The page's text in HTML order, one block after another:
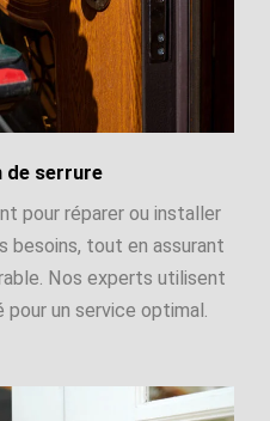
de serrure
pour réparer ou installer
besoins, tout en assurant
Nos experts utilisent
un service optimal.